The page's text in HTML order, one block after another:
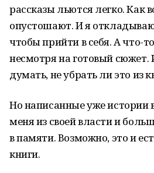
рассказы льются легко. Как
опустошают. И я
чтобы прийти в себя. А что-
несмотря на готовый
думать, не убрать ли это из
Но написанные уже истории
меня из своей власти и
в памяти. Возможно, это и
книги.